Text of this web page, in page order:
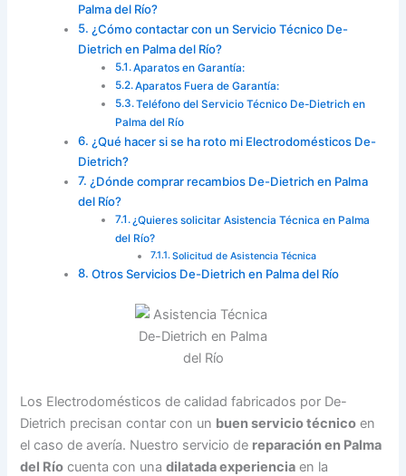
Palma del Río?
¿Cómo contactar con un Servicio Técnico De-
Dietrich en Palma del Río?
Aparatos en Garantía:
Aparatos Fuera de Garantía:
Teléfono del Servicio Técnico De-Dietrich en
Palma del Río
¿Qué hacer si se ha roto mi Electrodomésticos De-
Dietrich?
¿Dónde comprar recambios De-Dietrich en Palma
del Río?
¿Quieres solicitar Asistencia Técnica en Palma
del Río?
Solicitud de Asistencia Técnica
Otros Servicios De-Dietrich en Palma del Río
Los Electrodomésticos de calidad fabricados por De-
Dietrich precisan contar con un buen servicio técnico en
el caso de avería. Nuestro servicio de reparación en Palma
del Río cuenta con unadilatada experiencia en la